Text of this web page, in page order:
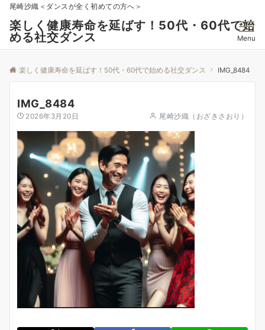
尾崎沙織＜ダンスが全く初めての方へ＞
楽しく健康寿命を延ばす！50代・60代で始
める社交ダンス
Menu
楽しく健康寿命を延ばす！50代・60代で始める社交ダンス IMG_8484
IMG_8484
2026年3月20日 尾崎沙織（おざきさおり）